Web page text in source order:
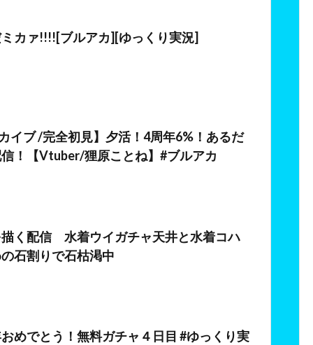
カァ!!!![ブルアカ][ゆっくり実況]
カイブ /完全初見】夕活！4周年6%！あるだ
！【Vtuber/狸原ことね】#ブルアカ
く配信 水着ウイガチャ天井と水着コハ
石割りで石枯渇中
めでとう！無料ガチャ４日目 #ゆっくり実